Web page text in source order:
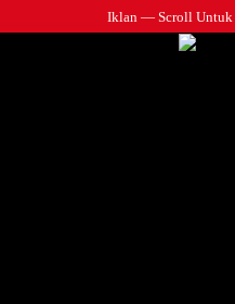
ke
Iklan — Scroll Untuk